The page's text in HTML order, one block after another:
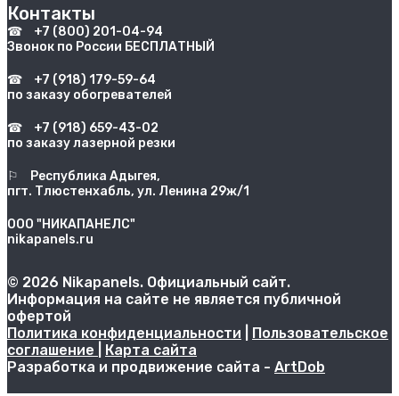
Контакты
☎
+7 (800) 201-04-94
Звонок по России БЕСПЛАТНЫЙ
☎
+7 (918) 179-59-64
по заказу обогревателей
☎
+7 (918) 659-43-02
по заказу лазерной резки
⚐
Республика Адыгея,
пгт. Тлюстенхабль, ул. Ленина 29ж/1
ООО "НИКАПАНЕЛС"
nikapanels.ru
© 2026 Nikapanels. Официальный сайт.
Информация на сайте не является публичной
офертой
Политика конфиденциальности
Пользовательское
соглашение
Карта сайта
Разработка и продвижение сайта - ArtDob